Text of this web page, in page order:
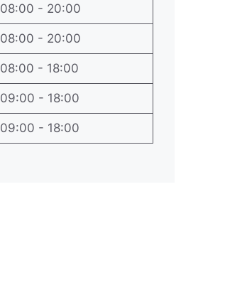
08:00 - 20:00
08:00 - 20:00
08:00 - 18:00
09:00 - 18:00
09:00 - 18:00